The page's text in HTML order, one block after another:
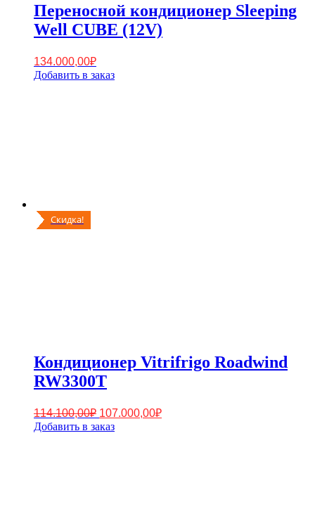
Переносной кондиционер Sleeping
Well CUBE (12V)
134.000,00₽
Добавить в заказ
Скидка!
Кондиционер Vitrifrigo Roadwind
RW3300T
114.100,00₽ Первоначальная
цена
составляла
107.000,00₽Текущая
Добавить в заказ